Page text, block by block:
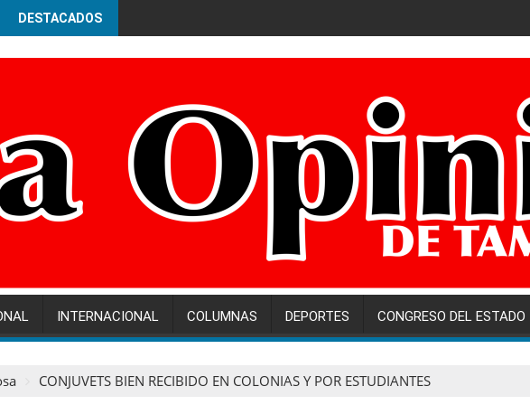
DESTACADOS
INTERNACIONAL COLUMNAS DEPORTES CONGRESO DEL ESTADO
CONJUVETS BIEN RECIBIDO EN COLONIAS Y POR ESTUDIANTES